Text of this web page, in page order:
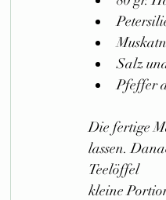
Salz
Pfeffer
Die fertige
lassen.
Teelöffel
kleine